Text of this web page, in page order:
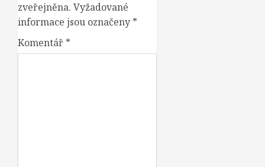
zveřejněna. Vyžadované
informace jsou označeny *
Komentář *